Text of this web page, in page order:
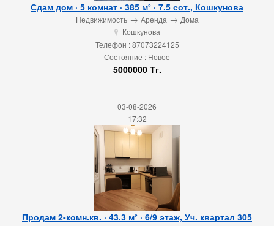
Сдам дом · 5 комнат · 385 м² · 7.5 сот., Кошкунова
Недвижимость→ Аренда→ Дома
u
Кошкунова
Телефон : 87073224125
Состояние : Новое
5000000 Тг.
03-08-2026
17:32
Продам 2-комн.кв. · 43.3 м² · 6/9 этаж, Уч. квартал 305